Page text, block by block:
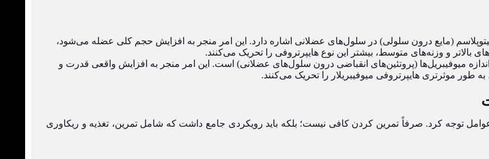
(مایع درون سلولی) در سلول‌های عضلانی اشاره دارد. این امر منجر به افزایش حجم کلی عضله می‌شود،
بالاتر و وزنه‌های متوسط، بیشتر این نوع هایپرتروفی را تحریک می‌کنند.
میوفیبریل‌ها (پروتئین‌های انقباضی درون سلول‌های عضلانی) است. این امر منجر به افزایش واقعی قدرت و
طور موثرتری هایپرتروفی میوفیبریلار را تحریک می‌کنند.
عوامل توجه کرد. صرفاً تمرین کردن کافی نیست؛ بلکه باید رویکردی جامع داشت که شامل تمرین، تغذیه و ریکاوری